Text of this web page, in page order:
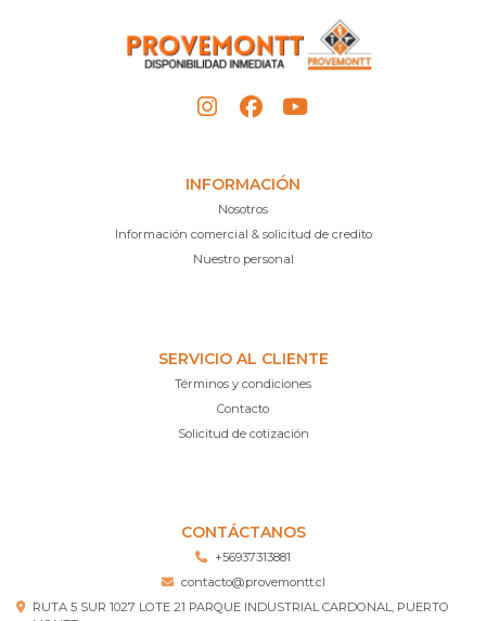
INFORMACIÓN
Nosotros
Información comercial & solicitud de credito
Nuestro personal
SERVICIO AL CLIENTE
Términos y condiciones
Contacto
Solicitud de cotización
CONTÁCTANOS
+56937313881
contacto@provemontt.cl
RUTA 5 SUR 1027 LOTE 21 PARQUE INDUSTRIAL CARDONAL, PUERTO